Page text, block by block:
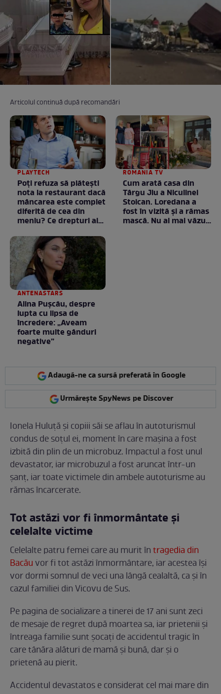
Articolul continuă după recomandări
PLAYTECH
Poți refuza să plătești
nota la restaurant dacă
mâncarea este complet
diferită de cea din
meniu? Ce drepturi ai
ROMANIA TV
Cum arată casa din
Târgu Jiu a Niculinei
Stoican. Loredana a
fost în vizită și a rămas
mască. Nu ai mai văzut
ANTENASTARS
Alina Pușcău, despre
lupta cu lipsa de
încredere: „Aveam
foarte multe gânduri
negative”
Adaugă-ne ca sursă preferată în Google
Urmărește SpyNews pe Discover
Ionela Huluță și copiii săi se aflau în autoturismul
condus de soțul ei, moment în care mașina a fost
izbită din plin de un microbuz. Impactul a fost unul
devastator, iar microbuzul a fost aruncat într-un
șanț, iar toate victimele din ambele autoturisme au
rămas încarcerate.
Tot astăzi vor fi înmormântate și
celelalte victime
Celelalte patru femei care au murit întragedia din
Bacăuvor fi tot astăzi înmormântare, iar acestea își
vor dormi somnul de veci una lângă cealaltă, ca și în
cazul familiei din Vicovu de Sus.
Pe pagina de socializare a tinerei de 17 ani sunt zeci
de mesaje de regret după moartea sa, iar prietenii și
întreaga familie sunt șocați de accidentul tragic în
care tânăra alături de mamă și bună, dar și o
prietenă au pierit.
Accidentul devastatos e considerat cel mai mare din